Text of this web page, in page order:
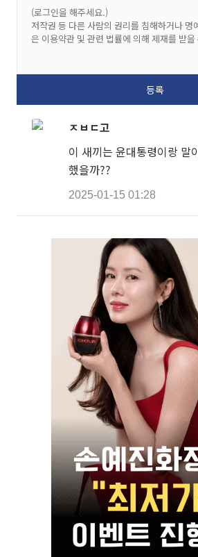
ㅈㅂㄷ고
이 새끼는 윤대통령이랑 말
했을까??
2025-01-15 01:28